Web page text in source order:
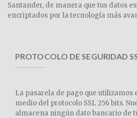
Santander, de manera que tus datos
encriptados por la tecnología más
PROTOCOLO DE SEGURIDAD
La pasarela de pago que utilizamos
medio del protocolo SSL 256 bits.
almacena ningún dato bancario de